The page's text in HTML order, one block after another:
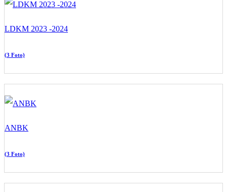
LDKM 2023 -2024
(3 Foto)
ANBK
(3 Foto)